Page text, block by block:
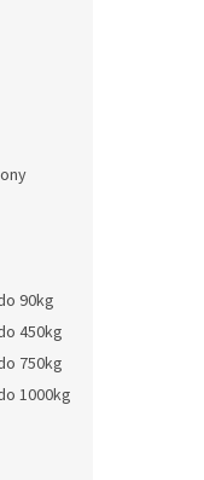
90kg
450kg
750kg
1000kg